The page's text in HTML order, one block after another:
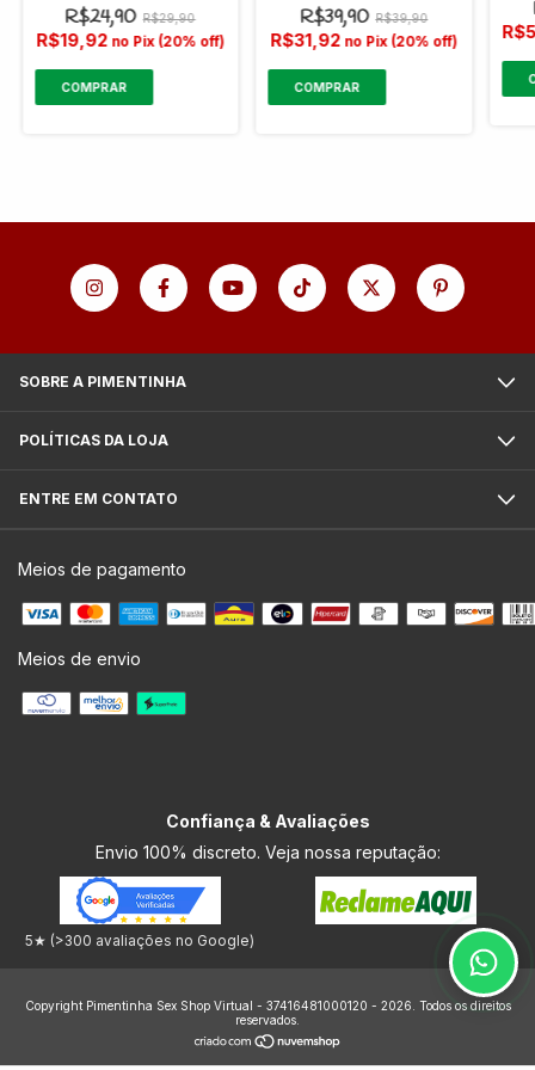
R$24,90 R$29,90
R$19,92 no Pix (20% off)
R$39,90 R$39,90
R$31,92 no Pix (20% off)
SOBRE A PIMENTINHA
POLÍTICAS DA LOJA
ENTRE EM CONTATO
Meios de pagamento
Meios de envio
Confiança & Avaliações
Envio 100% discreto. Veja nossa reputação:
5★ (>300 avaliações no Google)
Copyright Pimentinha Sex Shop Virtual - 37416481000120 - 2026. Todos os direitos
reservados.